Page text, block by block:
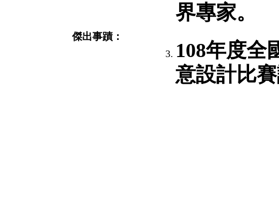
傑出事蹟：
界專家。
108年度全
意設計比賽